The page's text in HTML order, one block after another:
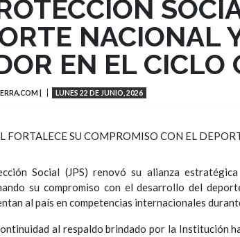
NACIONAL
EN EL CICLO
| LUNES 22 DE JUNIO, 2026
Social (JPS) renovó su alianza
su compromiso con el desarrollo del
al país en competencias internacionales
al respaldo brindado por la Institución